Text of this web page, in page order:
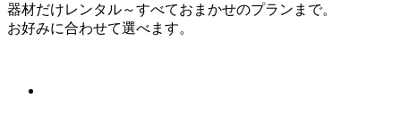
器材だけレンタル～すべておまかせのプランまで。
お好みに合わせて選べます。